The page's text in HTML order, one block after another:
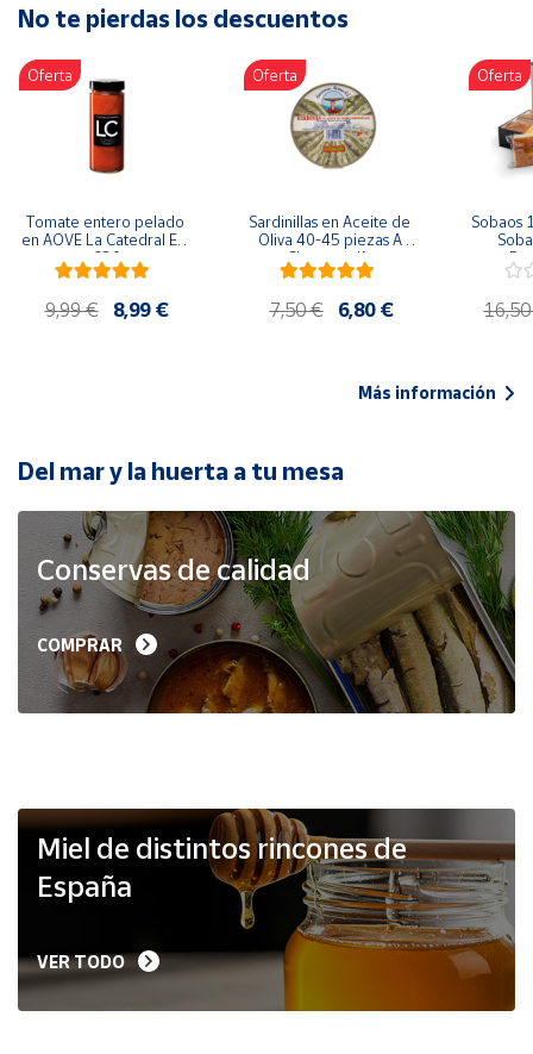
Artesanía
Oficina y
Papelería
Para Canarias,
Ceuta y Melilla
populares
Bono
Cultural
de Correos
Market
Productos
Solidarios
Ayuda
Vendedores
Mapa de
Hazte
vendedor
No te pierdas los descuentos
Oferta
Tomate entero pelado
en AOVE La Catedral ER-
630
9,99 € 8,99 €
Oferta
Sardinillas en Aceite de
Oliva 40-45 piezas A
Churrusquiña
7,50 € 6,80 €
Oferta
Sobaos
Más información
Del mar y la huerta a tu mesa
Conservas de calidad
COMPRAR
Miel de distintos rincones de
España
VER TODO